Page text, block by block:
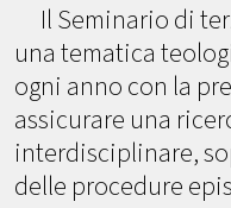
Il Seminario di
una tematica
ogni anno con la
assicurare una
interdisciplinare,
delle procedure